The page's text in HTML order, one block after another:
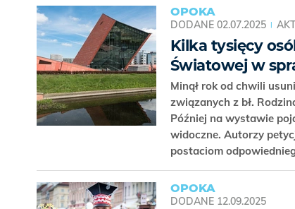
OPOKA
DODANE 02.07.2025
Kilka tysięcy
Światowej w
Minął rok od chwili
związanych z bł.
Później na wystawie
widoczne. Autorzy
postaciom
OPOKA
DODANE 12.09.2025